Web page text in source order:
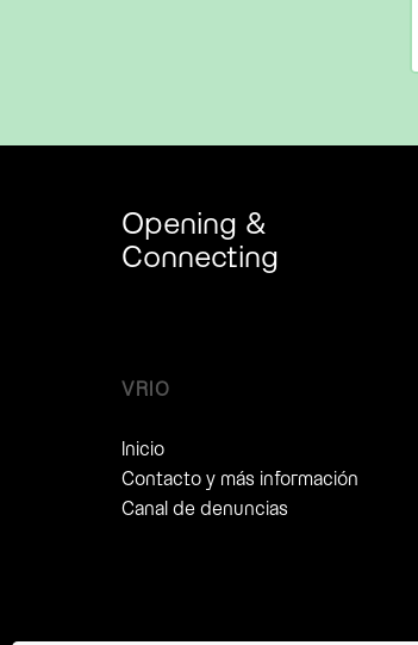
Opening &
Connecting
VRIO
Inicio
Contacto y más información
Canal de denuncias